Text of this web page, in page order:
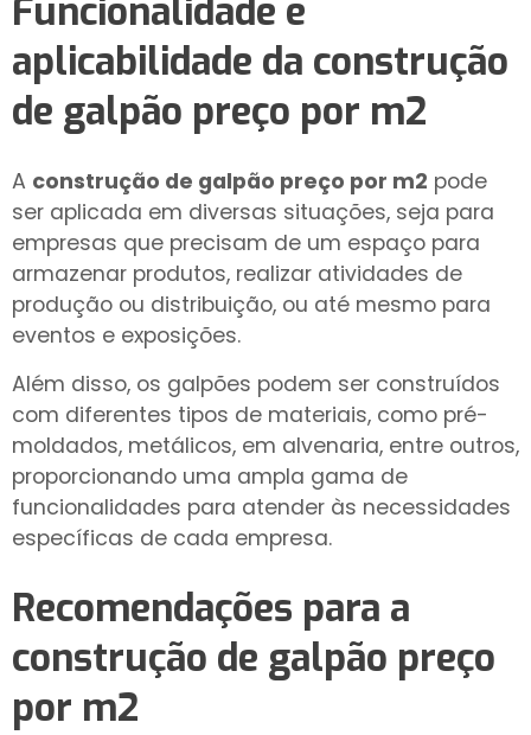
Funcionalidade e
aplicabilidade da construção
de galpão preço por m2
A construção de galpão preço por m2 pode
ser aplicada em diversas situações, seja para
empresas que precisam de um espaço para
armazenar produtos, realizar atividades de
produção ou distribuição, ou até mesmo para
eventos e exposições.
Além disso, os galpões podem ser construídos
com diferentes tipos de materiais, como pré-
moldados, metálicos, em alvenaria, entre outros,
proporcionando uma ampla gama de
funcionalidades para atender às necessidades
específicas de cada empresa.
Recomendações para a
construção de galpão preço
por m2